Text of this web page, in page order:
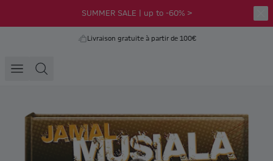
SUMMER SALE | up to -60% >
Livraison gratuite à partir de 100€